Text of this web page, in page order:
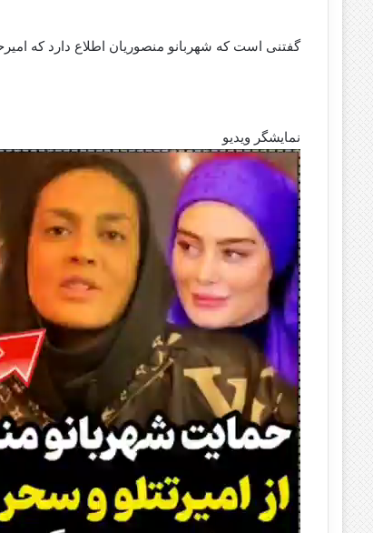
گفتنی است که شهربانو منصوریان اطلاع دارد که
نمایشگر ویدیو